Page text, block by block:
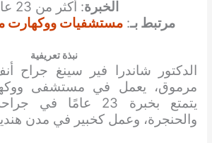
الخبرة: أكثر من 23 عامًا
مرتبط بـ: مستشفيات ووكهارت
نبذة تعريفية
الدكتور شاندرا فير سينغ جراح
مرموق، يعمل في مستشفى
يتمتع بخبرة 23 عامًا
والحنجرة، وعمل كخبير في مدن